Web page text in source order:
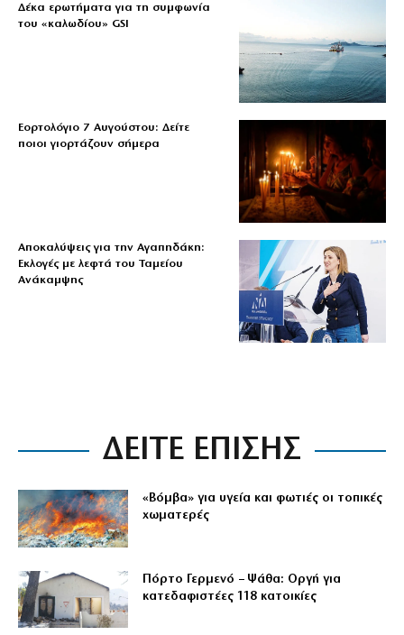
Δέκα ερωτήματα για τη συμφωνία
του «καλωδίου» GSI
Εορτολόγιο 7 Αυγούστου: Δείτε
ποιοι γιορτάζουν σήμερα
Αποκαλύψεις για την Αγαπηδάκη:
Εκλογές με λεφτά του Ταμείου
Ανάκαμψης
ΔΕΙΤΕ ΕΠΙΣΗΣ
«Βόμβα» για υγεία και φωτιές οι τοπικές
χωματερές
Πόρτο Γερμενό – Ψάθα: Οργή για
κατεδαφιστέες 118 κατοικίες